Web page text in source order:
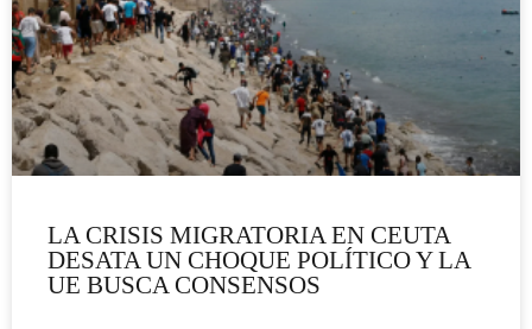
LA CRISIS MIGRATORIA EN CEUTA
DESATA UN CHOQUE POLÍTICO Y LA
UE BUSCA CONSENSOS